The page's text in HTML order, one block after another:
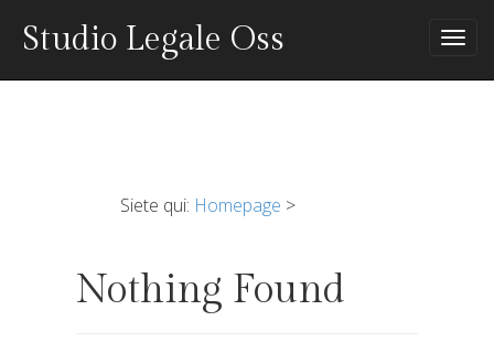
Studio Legale Oss
Siete qui: Homepage >
Nothing Found